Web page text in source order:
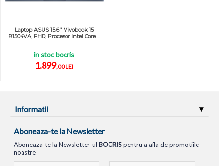
Laptop ASUS 15.6'' Vivobook 15
R1504VA, FHD, Procesor Intel Core ...
in stoc bocris
1.899,00 LEI
Informatii
Aboneaza-te la Newsletter
Aboneaza-te la Newsletter-ul BOCRISpentru a afla de promotiile
noastre